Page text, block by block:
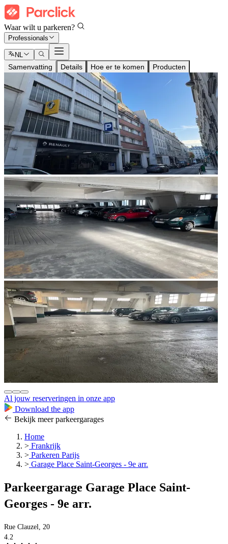
Waar wilt u parkeren?
Professionals
NL
Samenvatting Details Hoe er te komen Producten
Al jouw reserveringen in onze app
Download the app
Bekijk meer parkeergarages
Home
> Frankrijk
> Parkeren Parijs
> Garage Place Saint-Georges - 9e arr.
Parkeergarage Garage Place Saint-
Georges - 9e arr.
Rue Clauzel, 20
4.2